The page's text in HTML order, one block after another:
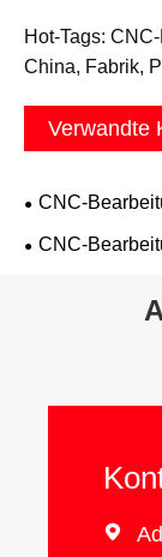
Hot-Tags:
China, Fabrik,
Verwandte
CNC-
CNC-
